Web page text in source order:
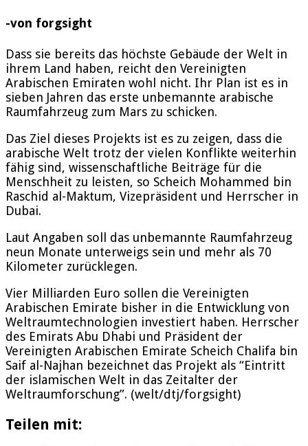
-von forgsight
Dass sie bereits das höchste Gebäude der Welt in
ihrem Land haben, reicht den Vereinigten
Arabischen Emiraten wohl nicht. Ihr Plan ist es in
sieben Jahren das erste unbemannte arabische
Raumfahrzeug zum Mars zu schicken.
Das Ziel dieses Projekts ist es zu zeigen, dass die
arabische Welt trotz der vielen Konflikte weiterhin
fähig sind, wissenschaftliche Beiträge für die
Menschheit zu leisten, so Scheich Mohammed bin
Raschid al-Maktum, Vizepräsident und Herrscher in
Dubai.
Laut Angaben soll das unbemannte Raumfahrzeug
neun Monate unterweigs sein und mehr als 70
Kilometer zurücklegen.
Vier Milliarden Euro sollen die Vereinigten
Arabischen Emirate bisher in die Entwicklung von
Weltraumtechnologien investiert haben. Herrscher
des Emirats Abu Dhabi und Präsident der
Vereinigten Arabischen Emirate Scheich Chalifa bin
Saif al-Najhan bezeichnet das Projekt als “Eintritt
der islamischen Welt in das Zeitalter der
Weltraumforschung”. (welt/dtj/forgsight)
Teilen mit: